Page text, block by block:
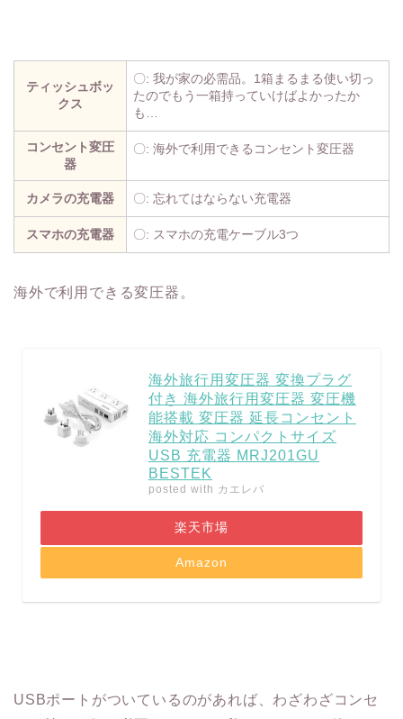
ティッシュボッ
クス
〇: 我が家の必需品。1箱まるまる使い切っ
たのでもう一箱持っていけばよかったか
も…
コンセント変圧
器
〇: 海外で利用できるコンセント変圧器
カメラの充電器 〇: 忘れてはならない充電器
スマホの充電器 〇: スマホの充電ケーブル3つ
海外で利用できる変圧器。
海外旅行用変圧器 変換プラグ
付き 海外旅行用変圧器 変圧機
能搭載 変圧器 延長コンセント
海外対応 コンパクトサイズ
USB 充電器 MRJ201GU
BESTEK
posted with カエレバ
楽天市場
Amazon
USBポートがついているのがあれば、わざわざコンセ